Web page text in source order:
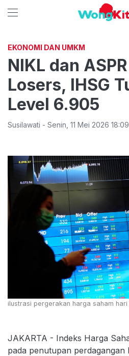
EKONOMI DAN UMKM
NIKL dan
Losers, IHSG
Level 6.905
Susilawati - Senin 11 Mei 2026 18:09
ilustrasi pergerakan harga saham hari
JAKARTA - Indeks Harga
pada penutupan perdagangan